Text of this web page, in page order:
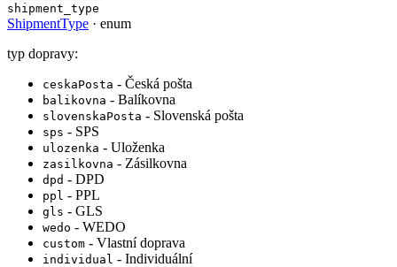
shipment_type
ShipmentType · enum
typ dopravy:
ceskaPosta - Česká pošta
balikovna - Balíkovna
slovenskaPosta - Slovenská pošta
sps - SPS
ulozenka - Uloženka
zasilkovna - Zásilkovna
dpd - DPD
ppl - PPL
gls - GLS
wedo - WEDO
custom - Vlastní doprava
individual - Individuální